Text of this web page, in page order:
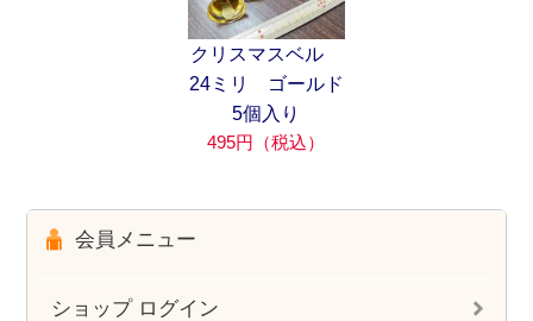
クリスマスベル
24ミリ ゴールド
5個入り
495円（税込）
会員メニュー
ショップ ログイン